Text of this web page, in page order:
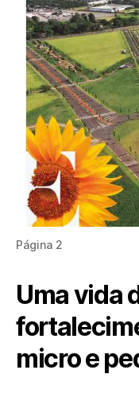
Página 2
Uma vida
micro e